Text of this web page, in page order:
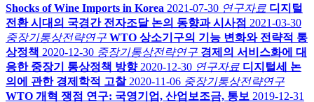
Shocks of Wine Imports in Korea 2021-07-30 연구자료 디지털
전환 시대의 국경간 전자조달 논의 동향과 시사점 2021-03-30
중장기통상전략연구 WTO 상소기구의 기능 변화와 전략적 통
상정책 2020-12-30 중장기통상전략연구 경제의 서비스화에 대
응한 중장기 통상정책 방향 2020-12-30 연구자료 디지털세 논
의에 관한 경제학적 고찰 2020-11-06 중장기통상전략연구
WTO 개혁 쟁점 연구: 국영기업, 산업보조금, 통보 2019-12-31